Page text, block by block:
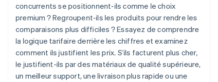
concurrents se positionnent-ils comme le choix
premium ? Regroupent-ils les produits pour rendre les
comparaisons plus difficiles ? Essayez de comprendre
la logique tarifaire derrière les chiffres et examinez
comment ils justifient les prix. S’ils facturent plus cher,
le justifient-ils par des matériaux de qualité supérieure,
un meilleur support, une livraison plus rapide ou une